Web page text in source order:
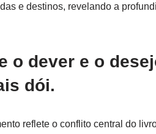
e destinos, revelando a
o dever e o
dói.
reflete o conflito central do